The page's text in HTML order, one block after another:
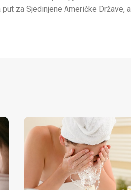
za Sjedinjene Američke Države,